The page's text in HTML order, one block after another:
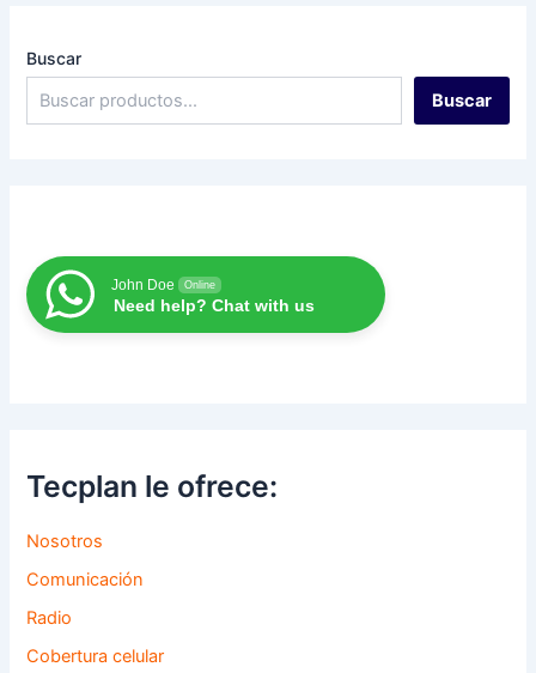
Buscar
Buscar
John Doe Online
Need help? Chat with us
Tecplan le ofrece:
Nosotros
Comunicación
Radio
Cobertura celular